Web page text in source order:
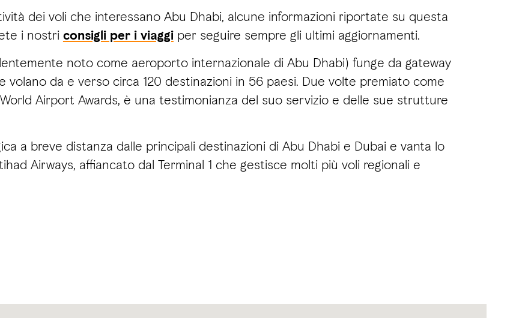
dei voli che interessano Abu Dhabi, alcune informazioni riportate su questa
i nostri consigli per i viaggiper seguire sempre gli ultimi aggiornamenti.
noto come aeroporto internazionale di Abu Dhabi) funge da gateway
da e verso circa 120 destinazioni in 56 paesi. Due volte premiato come
Airport Awards, è una testimonianza del suo servizio e delle sue strutture
a breve distanza dalle principali destinazioni di Abu Dhabi e Dubai e vanta lo
Airways, affiancato dal Terminal 1 che gestisce molti più voli regionali e